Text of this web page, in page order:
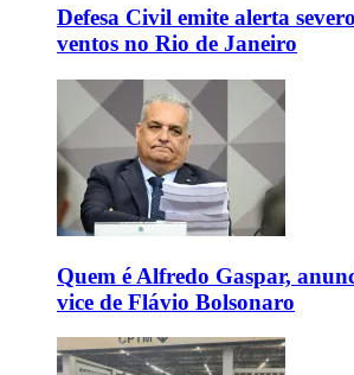
Defesa Civil emite alerta
ventos no Rio de Janeiro
Quem é Alfredo Gaspar,
vice de Flávio Bolsonaro